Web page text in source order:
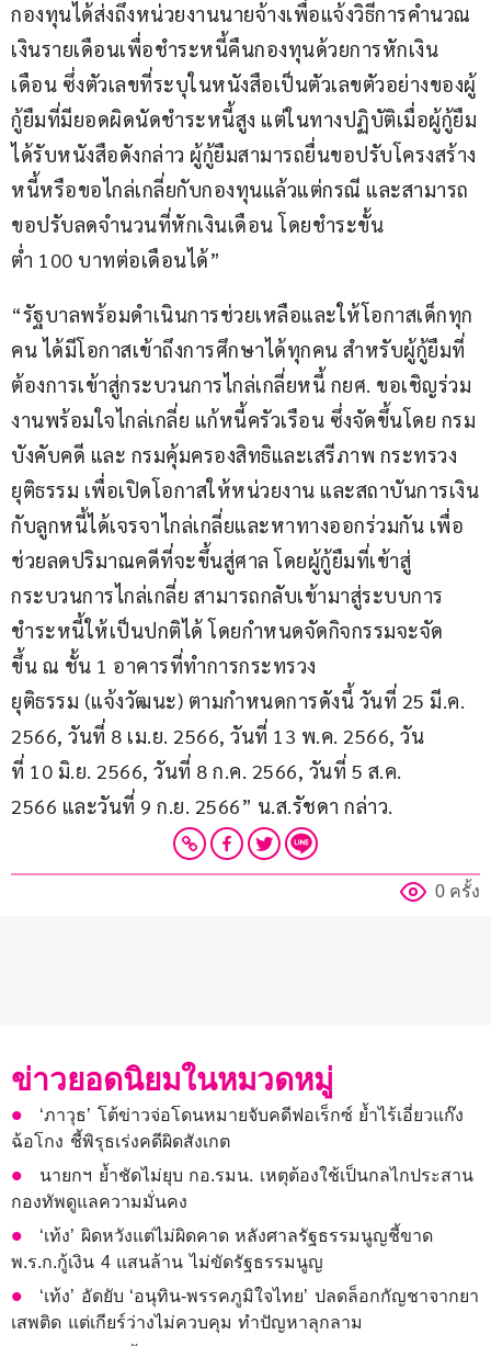
กองทุนได้ส่งถึงหน่วยงานนายจ้างเพื่อแจ้งวิธีการคำนวณ
เงินรายเดือนเพื่อชำระหนี้คืนกองทุนด้วยการหักเงิน
เดือน ซึ่งตัวเลขที่ระบุในหนังสือเป็นตัวเลขตัวอย่างของผู้
กู้ยืมที่มียอดผิดนัดชำระหนี้สูง แต่ในทางปฏิบัติเมื่อผู้กู้ยืม
ได้รับหนังสือดังกล่าว ผู้กู้ยืมสามารถยื่นขอปรับโครงสร้าง
หนี้หรือขอไกล่เกลี่ยกับกองทุนแล้วแต่กรณี และสามารถ
ขอปรับลดจำนวนที่หักเงินเดือน โดยชำระขั้น
ต่ำ 100 บาทต่อเดือนได้”
“รัฐบาลพร้อมดำเนินการช่วยเหลือและให้โอกาสเด็กทุก
คน ได้มีโอกาสเข้าถึงการศึกษาได้ทุกคน สำหรับผู้กู้ยืมที่
ต้องการเข้าสู่กระบวนการไกล่เกลี่ยหนี้ กยศ. ขอเชิญร่วม
งานพร้อมใจไกล่เกลี่ย แก้หนี้ครัวเรือน ซึ่งจัดขึ้นโดย กรม
บังคับคดี และ กรมคุ้มครองสิทธิและเสรีภาพ กระทรวง
ยุติธรรม เพื่อเปิดโอกาสให้หน่วยงาน และสถาบันการเงิน
กับลูกหนี้ได้เจรจาไกล่เกลี่ยและหาทางออกร่วมกัน เพื่อ
ช่วยลดปริมาณคดีที่จะขึ้นสู่ศาล โดยผู้กู้ยืมที่เข้าสู่
กระบวนการไกล่เกลี่ย สามารถกลับเข้ามาสู่ระบบการ
ชำระหนี้ให้เป็นปกติได้ โดยกำหนดจัดกิจกรรมจะจัด
ขึ้น ณ ชั้น 1 อาคารที่ทำการกระทรวง
ยุติธรรม (แจ้งวัฒนะ) ตามกำหนดการดังนี้ วันที่ 25 มี.ค.
2566, วันที่ 8 เม.ย. 2566, วันที่ 13 พ.ค. 2566, วัน
ที่ 10 มิ.ย. 2566, วันที่ 8 ก.ค. 2566, วันที่ 5 ส.ค.
2566 และวันที่ 9 ก.ย. 2566” น.ส.รัชดา กล่าว.
0 ครั้ง
ข่าวยอดนิยมในหมวดหมู่
‘ภาวุธ’ โต้ข่าวจ่อโดนหมายจับคดีฟอเร็กซ์ ย้ำไร้เอี่ยวแก๊ง
ฉ้อโกง ชี้พิรุธเร่งคดีผิดสังเกต
นายกฯ ย้ำชัดไม่ยุบ กอ.รมน. เหตุต้องใช้เป็นกลไกประสาน
กองทัพดูแลความมั่นคง
‘เท้ง’ ผิดหวังแต่ไม่ผิดคาด หลังศาลรัฐธรรมนูญชี้ขาด
พ.ร.ก.กู้เงิน 4 แสนล้าน ไม่ขัดรัฐธรรมนูญ
‘เท้ง’ อัดยับ ‘อนุทิน-พรรคภูมิใจไทย’ ปลดล็อกกัญชาจากยา
เสพติด แต่เกียร์ว่างไม่ควบคุม ทำปัญหาลุกลาม